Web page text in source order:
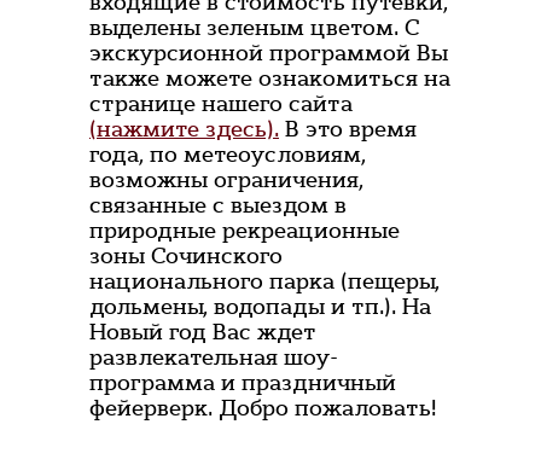
выделены зеленым цветом. С
экскурсионной программой Вы
также можете ознакомиться на
странице нашего сайта
(нажмите здесь). В это время
года, по метеоусловиям,
возможны ограничения,
связанные с выездом в
природные рекреационные
зоны Сочинского
национального парка (пещеры,
дольмены, водопады и тп.). На
Новый год Вас ждет
развлекательная шоу-
программа и праздничный
фейерверк. Добро пожаловать!